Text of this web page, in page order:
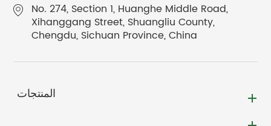
No. 274, Section 1, Huanghe Middle Road,
Xihanggang Street, Shuangliu County,
Chengdu, Sichuan Province, China
المنتجات